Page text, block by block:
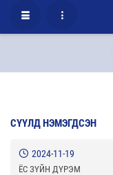
СҮҮЛД НЭМЭГДСЭН
2024-11-19
ЁС ЗҮЙН ДҮРЭМ